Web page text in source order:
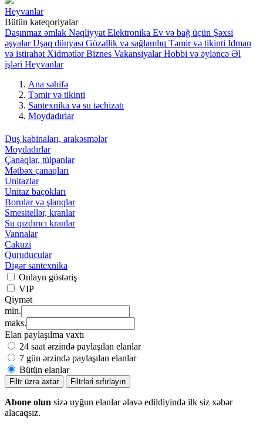
Heyvanlar
Bütün kateqoriyalar
Daşınmaz əmlak Nəqliyyat Elektronika Ev və bağ üçün Şəxsi
əşyalar Uşaq dünyası Gözəllik və sağlamlıq Təmir və tikinti İdman
və istirahət Xidmətlər Biznes Vakansiyalar Hobbi və əyləncə Əl
işləri Heyvanlar
Ana səhifə
Təmir və tikinti
Santexnika və su təchizatı
Moydadırlar
Duş kabinaları, arakəsmələr
Moydadırlar
Çanaqlar, tülpanlar
Mətbəx çanaqları
Unitazlar
Unitaz baçokları
Borular və şlanqlar
Smesitellər, kranlar
Su qızdırıcı kranlar
Vannalar
Cakuzi
Quruducular
Digər santexnika
Onlayn göstəriş
VIP
Qiymət
min.
maks.
Elan paylaşılma vaxtı
24 saat ərzində paylaşılan elanlar
7 gün ərzində paylaşılan elanlar
Bütün elanlar
Filtr üzrə axtar Filtrləri sıfırlayın
Abone olun sizə uyğun elanlar əlavə edildiyində ilk siz xəbər
alacaqsız.